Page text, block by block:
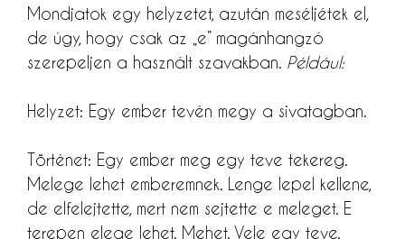
Mondjatok egy helyzetet, azután meséljétek el,
de úgy, hogy csak az „e” magánhangzó
szerepeljen a használt szavakban. Például:
Helyzet: Egy ember tevén megy a sivatagban.
Történet: Egy ember meg egy teve tekereg.
Melege lehet emberemnek. Lenge lepel kellene,
de elfelejtette, mert nem sejtette e meleget. E
terepen elege lehet. Mehet. Vele egy teve.